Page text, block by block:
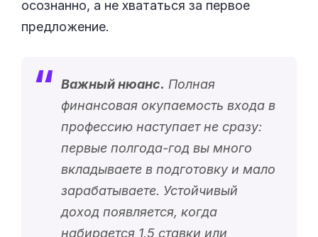
осознанно, а не хвататься за первое
предложение.
Важный нюанс. Полная
финансовая окупаемость входа в
профессию наступает не сразу:
первые полгода-год вы много
вкладываете в подготовку и мало
зарабатываете. Устойчивый
доход появляется, когда
набирается 1,5 ставки или